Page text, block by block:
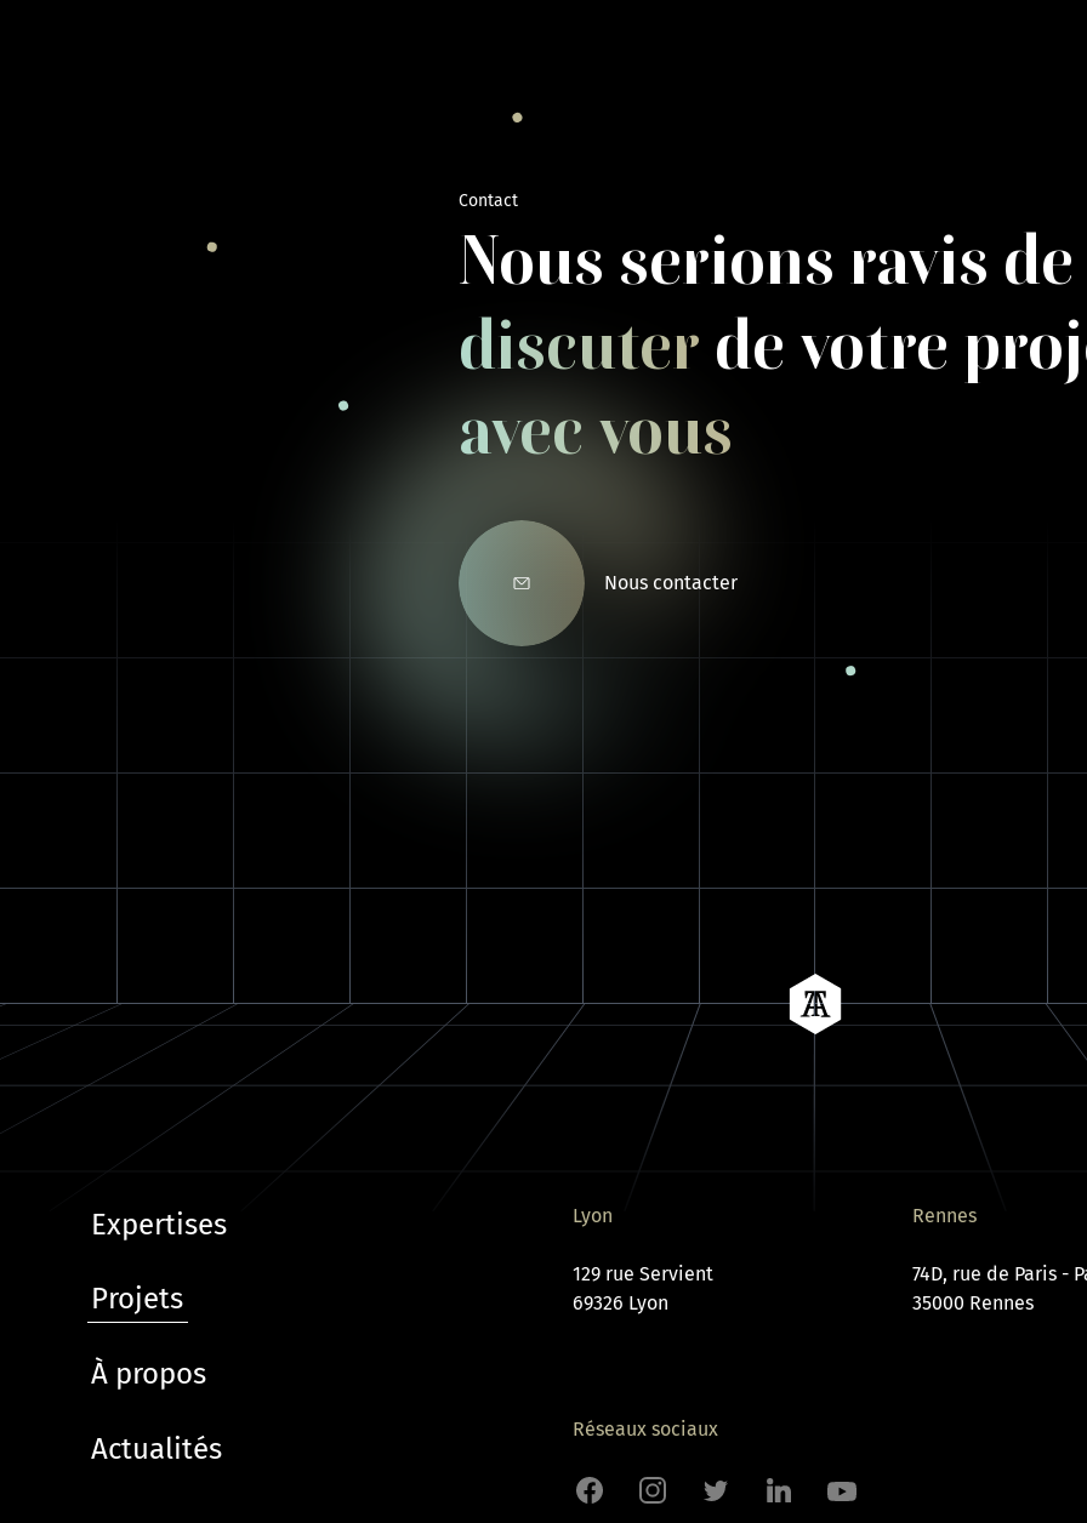
Contact
Nous serions ravis de
discuter de votre
avec vous
Nous contacter
Tailora
Expertises
Projets
À propos
Actualités
Lyon
129 rue Servient
69326 Lyon
Rennes
74D, rue de Paris -
35000 Rennes
Réseaux sociaux
FacebookInstagramTwitter LinkedInYoutube